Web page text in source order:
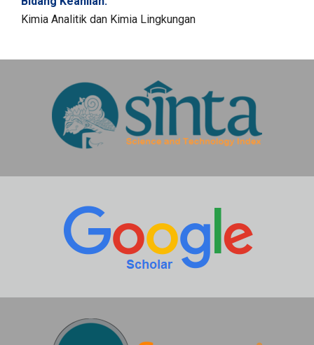
Kimia Analitik dan Kimia Lingkungan